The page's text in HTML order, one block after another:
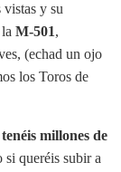
y su
M-501,
(echad un ojo
los Toros de
millones de
si queréis subir a